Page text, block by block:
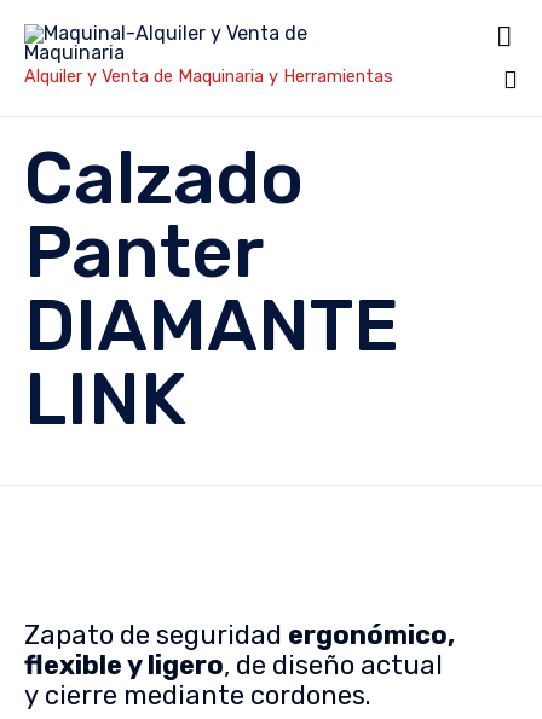
Alquiler y Venta de Maquinaria y Herramientas

Calzado
Panter
DIAMANTE
LINK
Zapato de seguridad ergonómico,
flexible y ligero, de diseño actual
y cierre mediante cordones.